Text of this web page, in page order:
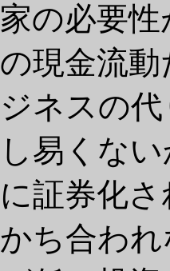
家の必要
の現金流
ジネスの
し易くな
に証券化
かち合わ